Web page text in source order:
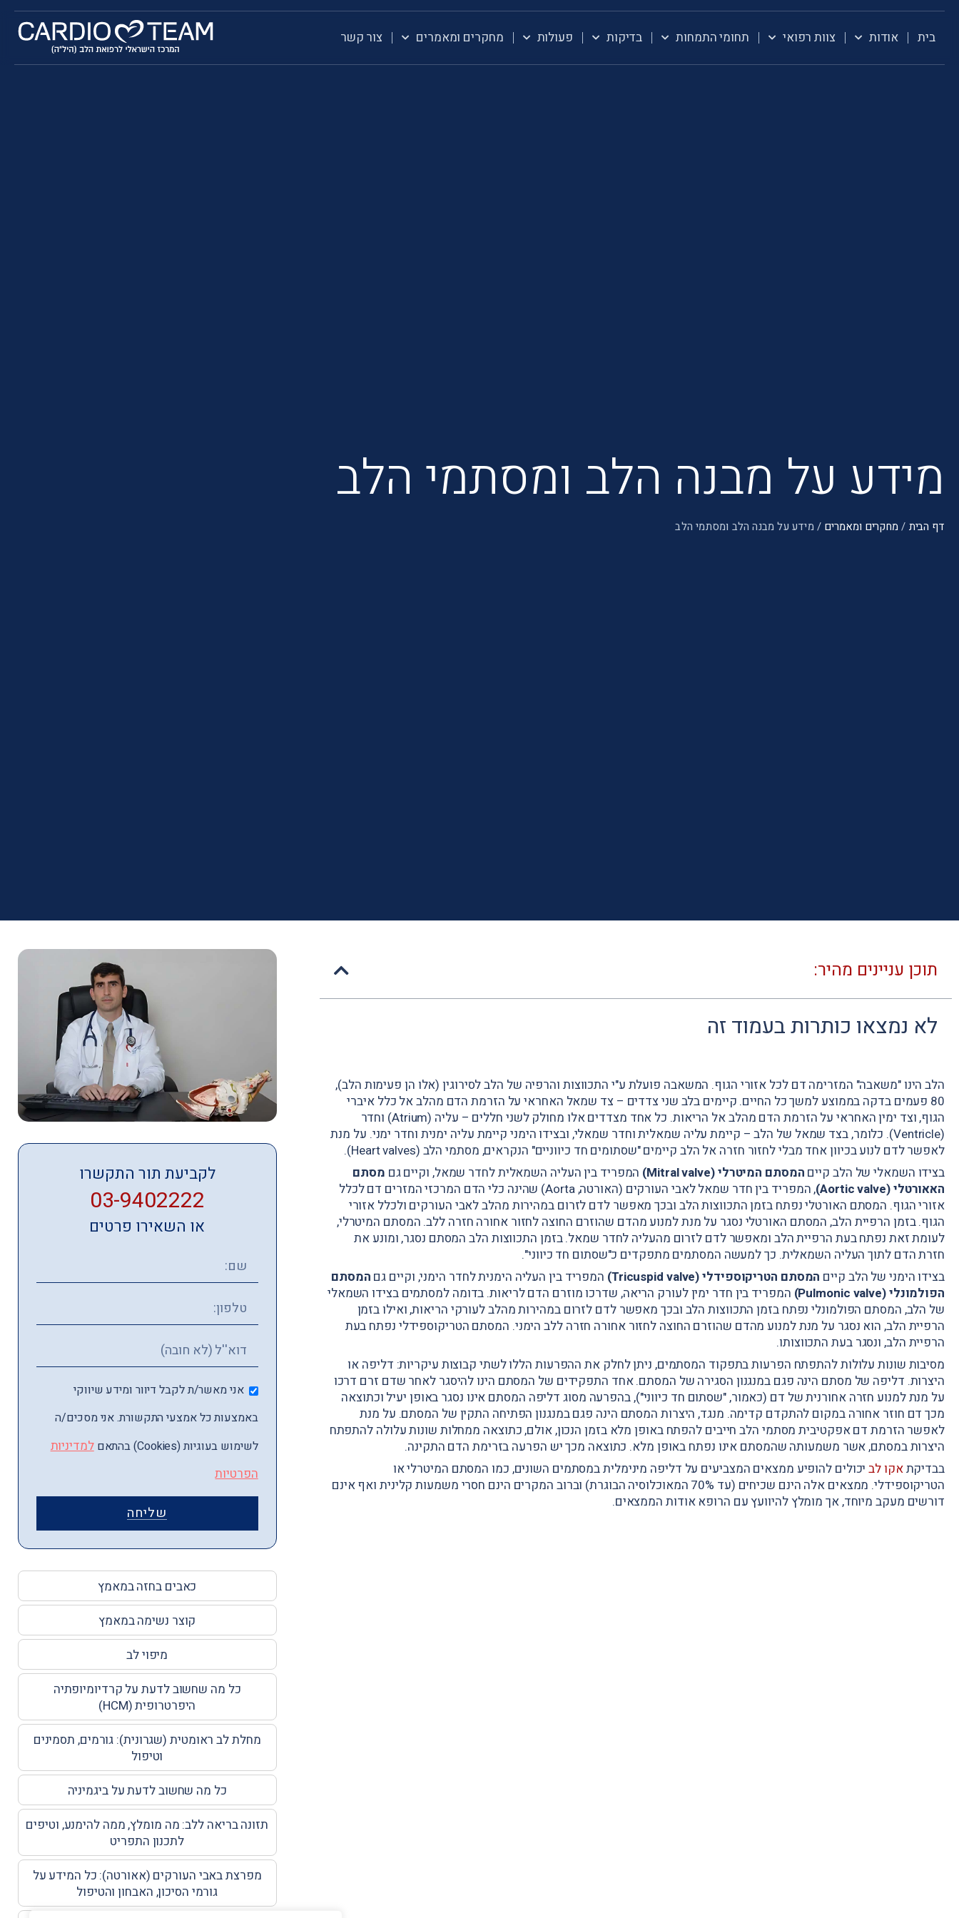
בית אודות צוות רפואי תחומי התמחות בדיקות פעולות מחקרים ומאמרים צור קשר
מידע על מבנה הלב ומסתמי הלב
דף הבית / מחקרים ומאמרים / מידע על מבנה הלב ומסתמי הלב
תוכן עניינים מהיר:
לא נמצאו כותרות בעמוד זה
הלב הינו "משאבה" המזרימה דם לכל אזורי הגוף. המשאבה פועלת ע"י התכווצות והרפיה של הלב לסירוגין (אלו הן פעימות הלב),
80 פעמים בדקה בממוצע למשך כל החיים. קיימים בלב שני צדדים – צד שמאל האחראי על הזרמת הדם מהלב אל כלל איברי
הגוף, וצד ימין האחראי על הזרמת הדם מהלב אל הריאות. כל אחד מצדדים אלו מחולק לשני חללים – עליה (Atrium) וחדר
(Ventricle). כלומר, בצד שמאל של הלב – קיימת עליה שמאלית וחדר שמאלי, ובצידו הימני קיימת עליה ימנית וחדר ימני. על מנת
לאפשר לדם לנוע בכיוון אחד מבלי לחזור חזרה אל הלב קיימים "שסתומים חד כיווניים" הנקראים, מסתמי הלב (Heart valves).
בצידו השמאלי של הלב קיים המסתם המיטרלי (Mitral valve) המפריד בין העליה השמאלית לחדר שמאל, וקיים גם מסתם
האאורטלי (Aortic valve)
, המפריד בין חדר שמאל לאבי העורקים (האורטה, Aorta) שהינה כלי הדם המרכזי המזרים דם לכלל
אזורי הגוף. המסתם האורטלי נפתח בזמן התכווצות הלב ובכך מאפשר לדם לזרום במהירות מהלב לאבי העורקים ולכלל אזורי
הגוף. בזמן הרפיית הלב, המסתם האורטלי נסגר על מנת למנוע מהדם שהוזרם החוצה לחזור אחורה חזרה ללב. המסתם המיטרלי,
לעומת זאת נפתח בעת הרפיית הלב ומאפשר לדם לזרום מהעליה לחדר שמאל. בזמן התכווצות הלב המסתם נסגר, ומונע את
חזרת הדם לתוך העליה השמאלית. כך למעשה המסתמים מתפקדים כ"שסתום חד כיווני".
בצידו הימני של הלב קיים המסתם הטריקוספידלי (Tricuspid valve) המפריד בין העליה הימנית לחדר הימני, וקיים גם המסתם
הפולמונלי (Pulmonic valve)
המפריד בין חדר ימין לעורק הריאה, שדרכו מוזרם הדם לריאות. בדומה למסתמים בצידו השמאלי
של הלב, המסתם הפולמונלי נפתח בזמן התכווצות הלב ובכך מאפשר לדם לזרום במהירות מהלב לעורקי הריאות, ואילו בזמן
הרפיית הלב, הוא נסגר על מנת למנוע מהדם שהוזרם החוצה לחזור אחורה חזרה ללב הימני. המסתם הטריקוספידלי נפתח בעת
הרפיית הלב, ונסגר בעת התכווצותו.
מסיבות שונות עלולות להתפתח הפרעות בתפקוד המסתמים, ניתן לחלק את ההפרעות הללו לשתי קבוצות עיקריות: דליפה או
היצרות. דליפה של מסתם הינה פגם במנגנון הסגירה של המסתם. אחד התפקידים של המסתם הינו להיסגר לאחר שדם זרם דרכו
על מנת למנוע חזרה אחורנית של דם (כאמור, "שסתום חד כיווני"), בהפרעה מסוג דליפה המסתם אינו נסגר באופן יעיל וכתוצאה
מכך דם חוזר אחורה במקום להתקדם קדימה. מנגד, היצרות המסתם הינה פגם במנגנון הפתיחה התקין של המסתם. על מנת
לאפשר הזרמת דם אפקטיבית מסתמי הלב חייבים להפתח באופן מלא בזמן הנכון, אולם, כתוצאה ממחלות שונות עלולה להתפתח
היצרות במסתם, אשר משמעותה שהמסתם אינו נפתח באופן מלא. כתוצאה מכך יש הפרעה בזרימת הדם התקינה.
בבדיקתאקו לביכולים להופיע ממצאים המצביעים על דליפה מינימלית במסתמים השונים, כמו המסתם המיטרלי או
הטריקוספידלי. ממצאים אלה הינם שכיחים (עד 70% המאוכלוסיה הבוגרת) וברוב המקרים הינם חסרי משמעות קלינית ואף אינם
דורשים מעקב מיוחד, אך מומלץ להיוועץ עם הרופא אודות הממצאים.
לקביעת תור התקשרו
03-9402222
או השאירו פרטים
אני מאשר/ת לקבל דיוור ומידע שיווקי
באמצעות כל אמצעי התקשורת. אני מסכים/ה
לשימוש בעוגיות (Cookies) בהתאם
למדיניות
הפרטיות
שליחה
כאבים בחזה במאמץ
קוצר נשימה במאמץ
מיפוי לב
כל מה שחשוב לדעת על קרדיומיופתיה
היפרטרופית (HCM)
מחלת לב ראומטית (שגרונית): גורמים, תסמינים
וטיפול
כל מה שחשוב לדעת על ביגמיניה
תזונה בריאה ללב: מה מומלץ, ממה להימנע, וטיפים
לתכנון התפריט
מפרצת באבי העורקים (אאורטה): כל המידע על
גורמי הסיכון, האבחון והטיפול